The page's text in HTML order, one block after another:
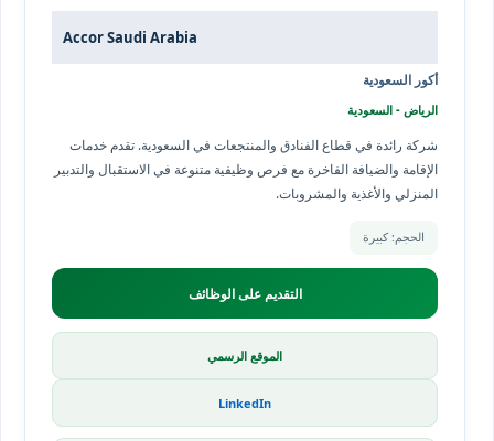
Accor Saudi Arabia
أكور السعودية
الرياض - السعودية
شركة رائدة في قطاع الفنادق والمنتجعات في السعودية. تقدم خدمات
الإقامة والضيافة الفاخرة مع فرص وظيفية متنوعة في الاستقبال والتدبير
المنزلي والأغذية والمشروبات.
الحجم: كبيرة
التقديم على الوظائف
الموقع الرسمي
LinkedIn